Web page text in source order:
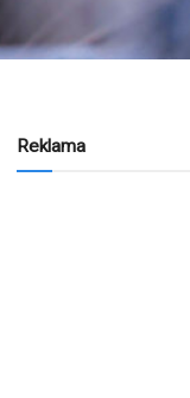
Reklama